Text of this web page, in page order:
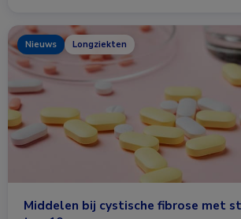
Nieuws Longziekten
Middelen bij cystische fibrose met